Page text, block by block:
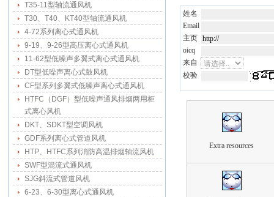
T35-11型轴流通风机
T30、T40、KT40型轴流通风机
4-72系列离心式通风机
9-19、9-26型高压离心式通风机
11-62型低噪声多翼式离心式通风机
DT型低噪声离心式鼓风机
CF型系列多翼式低噪声离心式通风机
HTFC（DGF）型低噪声通风排烟两用柜
式离心风机
DKT、SDKT型空调风机
GDF系列离心式管道风机
HTP、HTFC系列消防高温排烟轴流风机
SWF型混流式通风机
SJG斜流式管道风机
6-23、6-30型离心式通风机
姓名
Email
主页
oicq
来自
校验
Extra resources